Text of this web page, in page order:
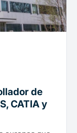
de
CATIA y